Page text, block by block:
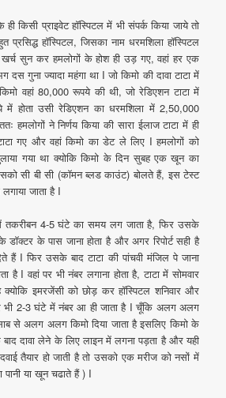
किसी प्राइवेट हॉस्पिटल में भी संपर्क किया जाये तो
प्रसिद्ध हॉस्पिटल, जिसका नाम धरमशिला हॉस्पिटल
सुन कर हमलोगों के होश ही उड़ गए, वहां हर एक
दस गुना ज्यादा महंगा था I जो किमो की दावा टाटा में
वहां 80,000 रूपये की थी, जो रेडिएशन टाटा में
होता उसी रेडिएशन का धरमशिला में 2,50,000
हमलोगों ने निर्णय किया की सारा ईलाज टाटा में ही
गए और वहां किमो का डेट ले लिए I हमलोगों को
गया था क्योकि किमो के दिन सुबह एक खून का
सी बी सी (कॉमन ब्लड काउंट) बोलते हैं, इस टेस्ट
जाता है I
में तकरीबन 4-5 घंटे का समय लग जाता है, फिर उसके
डॉक्टर के पास जाना होता है और अगर रिपोर्ट सही है
हैं I फिर उसके बाद टाटा की पांचवी मंजिल पे जाना
है I वहां पर भी नंबर लगाना होता है, टाटा में सोमवार
क्योकि इमरजेंसी को छोड़ कर हॉस्पिटल शनिवार और
भी 2-3 घंटे में नंबर आ ही जाता है I चूँकि अलग अलग
से अलग अलग किमो दिया जाता है इसलिए किमो के
दावा लेने के लिए लाइन में लगना पड़ता है और यही
तैयार हो जाती है तो उसको एक मरीज को नसों में
पानी या खून चढाते हैं ) I